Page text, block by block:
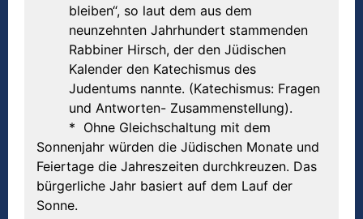
bleiben“, so laut dem aus dem
neunzehnten Jahrhundert stammenden
Rabbiner Hirsch, der den Jüdischen
Kalender den Katechismus des
Judentums nannte. (Katechismus: Fragen
und Antworten- Zusammenstellung).
* Ohne Gleichschaltung mit dem
Sonnenjahr würden die Jüdischen Monate und
Feiertage die Jahreszeiten durchkreuzen. Das
bürgerliche Jahr basiert auf dem Lauf der
Sonne.